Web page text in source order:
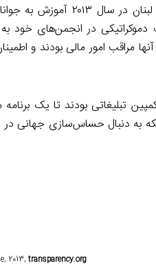
یکی از اقدامات صورت
در انجمن‌های خود به
مراقب امور مالی بودند و
تبلیغاتی بودند تا یک
به دنبال حساس‌سازی
2013, transparency.org